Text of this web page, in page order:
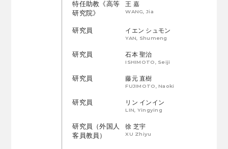
特任助教《高等
研究院》
王 嘉
WANG, Jia
研究員 イエン シュモン
YAN, Shumeng
研究員 石本 聖治
ISHIMOTO, Seiji
研究員 藤元 直樹
FUJIMOTO, Naoki
研究員 リン インイン
LIN, Yingying
研究員（外国人
客員教員）
徐 芝宇
XU Zhiyu